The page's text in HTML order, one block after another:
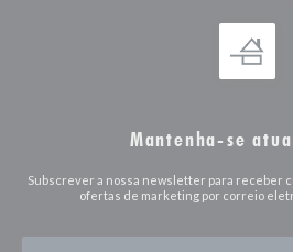
Mantenha-se
Subscrever a nossa newsletter para receber
ofertas de marketing por correio